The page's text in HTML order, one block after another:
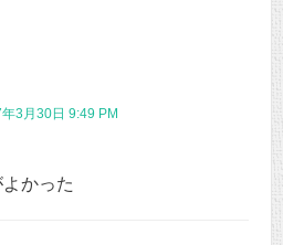
3月30日 9:49 PM
かった